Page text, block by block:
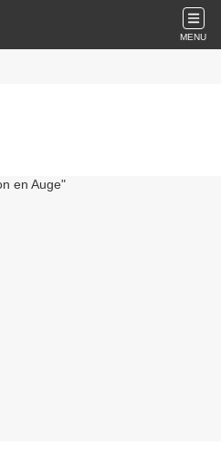
MENU